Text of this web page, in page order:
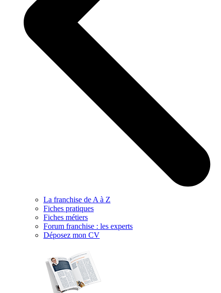
La franchise de A à Z
Fiches pratiques
Fiches métiers
Forum franchise : les experts
Déposez mon CV